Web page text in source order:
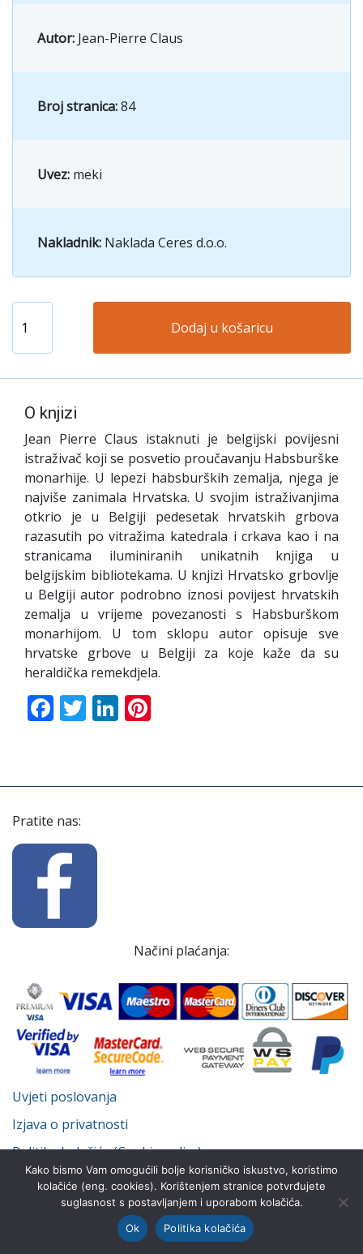
Autor: Jean-Pierre Claus
Broj stranica:84
Uvez: meki
Nakladnik: Naklada Ceres d.o.o.
Dodaj u košaricu
O knjizi
Jean Pierre Claus istaknuti je belgijski povijesni
istraživač koji se posvetio proučavanju Habsburške
monarhije. U lepezi habsburških zemalja, njega je
najviše zanimala Hrvatska. U svojim istraživanjima
otkrio je u Belgiji pedesetak hrvatskih grbova
razasutih po vitražima katedrala i crkava kao i na
stranicama iluminiranih unikatnih knjiga u
belgijskim bibliotekama. U knjizi Hrvatsko grbovlje
u Belgiji autor podrobno iznosi povijest hrvatskih
zemalja u vrijeme povezanosti s Habsburškom
monarhijom. U tom sklopu autor opisuje sve
hrvatske grbove u Belgiji za koje kaže da su
heraldička remekdjela.
Facebook
TwitterLinkedIn
Pratite nas:
Načini plaćanja:
Uvjeti poslovanja
Izjava o privatnosti
Politika kolačića (Cookie policy)
© Despot Infinitus d.o.o. 2022.-2026. Sva prava pridržana.
Kako bismo Vam omogućili bolje korisničko iskustvo, koristimo
kolačiće (eng. cookies). Korištenjem stranice potvrđujete
suglasnost s postavljanjem i uporabom kolačića.
Ok
Politika kolačića